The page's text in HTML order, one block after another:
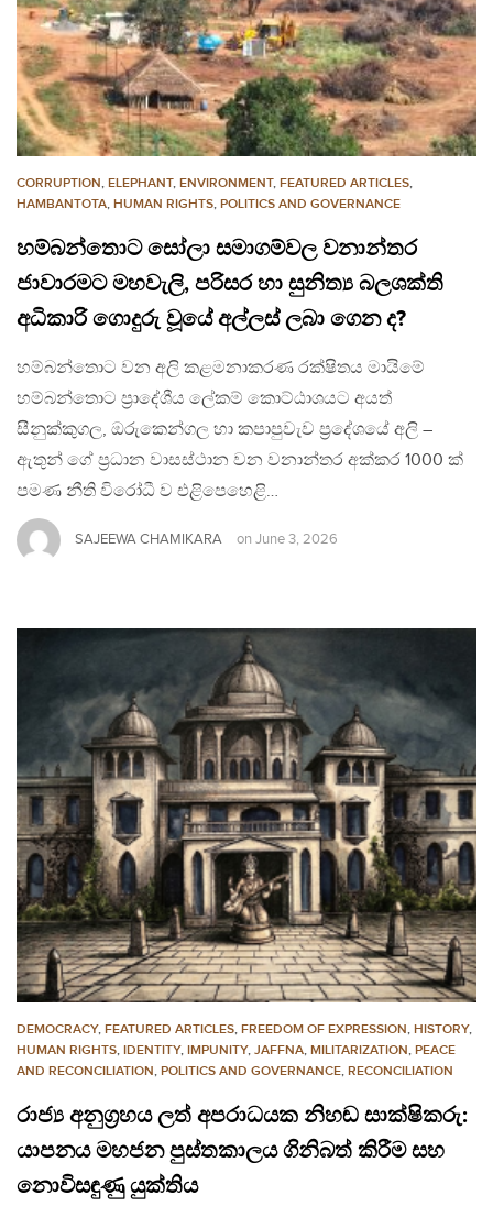
CORRUPTION, ELEPHANT, ENVIRONMENT, FEATURED ARTICLES,
HAMBANTOTA, HUMAN RIGHTS, POLITICS AND GOVERNANCE
හම්බන්තොට සෝලා සමාගම්වල වනාන්තර
ජාවාරමට මහවැලි, පරිසර හා සුනිත්‍ය බලශක්ති
අධිකාරි ගොදුරු වූයේ අල්ලස් ලබා ගෙන ද?
හම්බන්තොට වන අලි කළමනාකරණ රක්ෂිතය මායිමේ
හම්බන්තොට ප්‍රාදේශීය ලේකම් කොට්ඨාශයට අයත්
සීනුක්කුගල, ඔරුකෙන්ගල හා කපාපුවැව ප්‍රදේශයේ අලි –
ඇතුන් ගේ ප්‍රධාන වාසස්ථාන වන වනාන්තර අක්කර 1000 ක්
පමණ නීති විරෝධී ව එළිපෙහෙළි…
SAJEEWA CHAMIKARA on June 3, 2026
DEMOCRACY, FEATURED ARTICLES, FREEDOM OF EXPRESSION, HISTORY,
HUMAN RIGHTS, IDENTITY, IMPUNITY, JAFFNA, MILITARIZATION, PEACE
AND RECONCILIATION, POLITICS AND GOVERNANCE, RECONCILIATION
රාජ්‍ය අනුග්‍රහය ලත් අපරාධයක නිහඬ සාක්ෂිකරු:
යාපනය මහජන පුස්තකාලය ගිනිබත් කිරීම සහ
නොවිසඳුණු යුක්තිය